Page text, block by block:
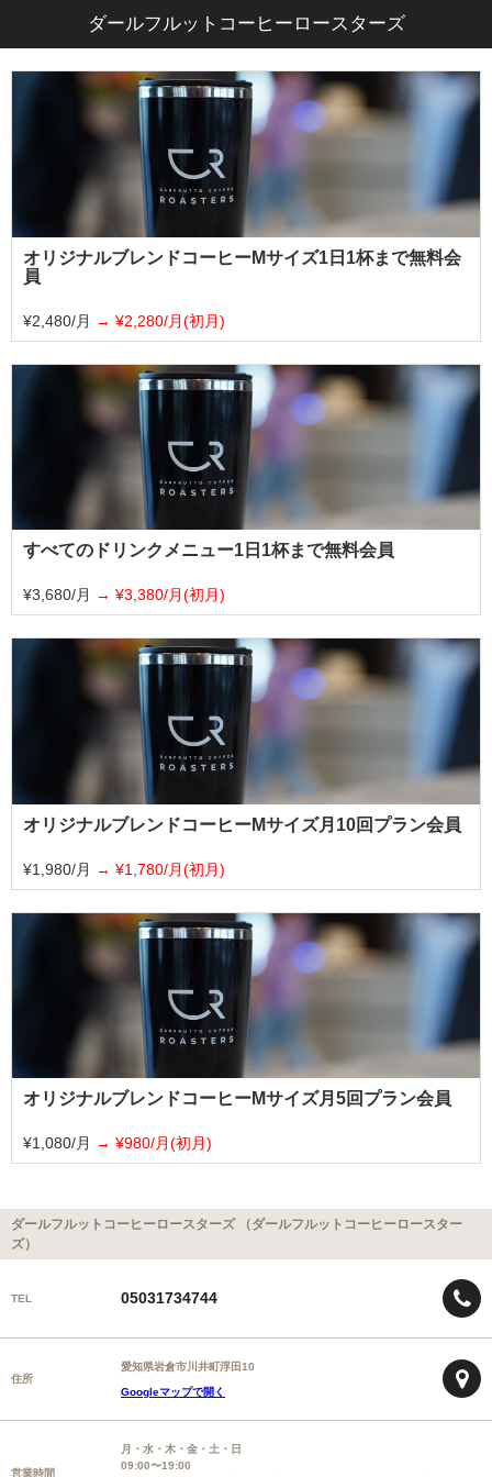
ダールフルットコーヒーロースターズ
オリジナルブレンドコーヒーMサイズ1日1杯まで無料会
員
¥2,480/月 ¥2,280/月(初月)
すべてのドリンクメニュー1日1杯まで無料会員
¥3,680/月 ¥3,380/月(初月)
オリジナルブレンドコーヒーMサイズ月10回プラン会員
¥1,980/月 ¥1,780/月(初月)
オリジナルブレンドコーヒーMサイズ月5回プラン会員
¥1,080/月 ¥980/月(初月)
ダールフルットコーヒーロースターズ （ダールフルットコーヒーロースター
ズ）
TEL 05031734744
住所
愛知県岩倉市川井町浮田10
Googleマップで開く
営業時間
月・水・木・金・土・日
09:00〜19:00